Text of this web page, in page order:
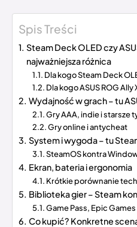
Spis Treści
Steam Deck OLED czy
najważniejsza różnica
Dla kogo Steam Deck
Dla kogo ASUS ROG Ally
Wydajność w grach – tu
Gry AAA, indie i starsze
Gry online i antycheat
System i wygoda – tu
SteamOS kontra
Ekran, bateria i ergonomia
Krótkie porównanie
Biblioteka gier – Steam
Game Pass, Epic
Co kupić? Konkretne